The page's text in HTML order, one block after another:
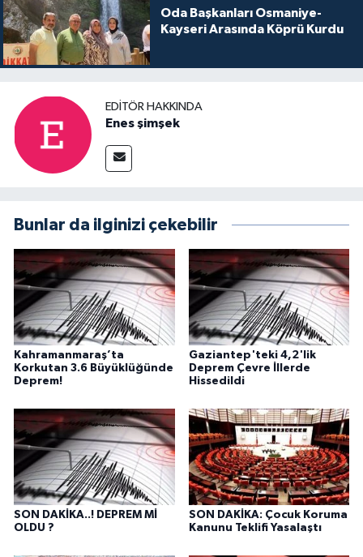
Oda Başkanları Osmaniye-
Kayseri Arasında Köprü Kurdu
EDITÖR HAKKINDA
Enes şimşek
Bunlar da ilginizi çekebilir
Kahramanmaraş’ta
Korkutan 3.6 Büyüklüğünde
Deprem!
Gaziantep'teki 4,2'lik
Deprem Çevre İllerde
Hissedildi
SON DAKİKA..! DEPREM Mİ
OLDU ?
SON DAKİKA: Çocuk Koruma
Kanunu Teklifi Yasalaştı